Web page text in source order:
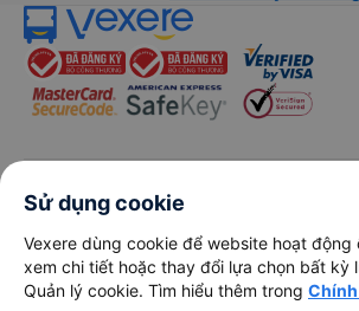
Về chúng tôi
Hỗ trợ
Sử dụng cookie
Vexere dùng cookie để website hoạt động
xem chi tiết hoặc thay đổi lựa chọn bất kỳ
Quản lý cookie. Tìm hiểu thêm trong